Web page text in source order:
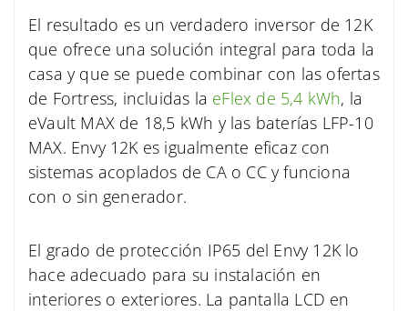
El resultado es un verdadero inversor de 12K
que ofrece una solución integral para toda la
casa y que se puede combinar con las ofertas
de Fortress, incluidas la eFlex de 5,4 kWh, la
eVault MAX de 18,5 kWh y las baterías LFP-10
MAX. Envy 12K es igualmente eficaz con
sistemas acoplados de CA o CC y funciona
con o sin generador.
El grado de protección IP65 del Envy 12K lo
hace adecuado para su instalación en
interiores o exteriores. La pantalla LCD en